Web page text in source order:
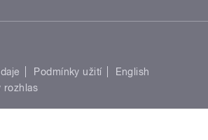
Podmínky užití
English
rozhlas